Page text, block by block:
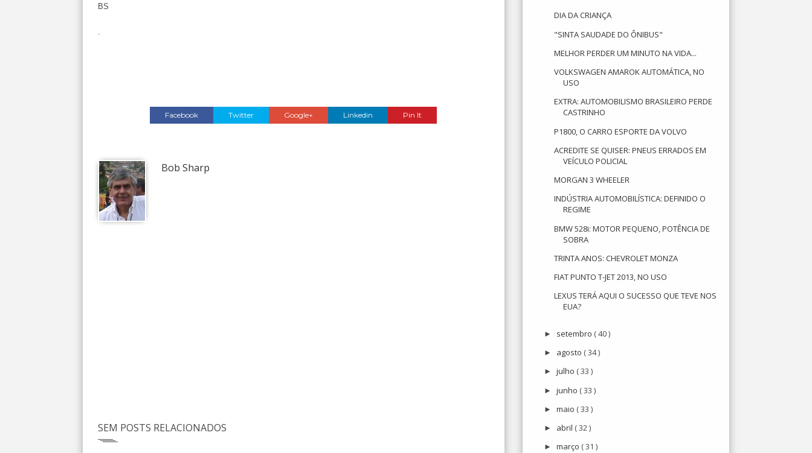
BS
Facebook Twitter Google+ Linkedin Pin It
Bob Sharp
SEM POSTS RELACIONADOS
DIA DA CRIANÇA
"SINTA SAUDADE DO ÔNIBUS"
MELHOR PERDER UM MINUTO NA VIDA...
VOLKSWAGEN AMAROK AUTOMÁTICA, NO
USO
EXTRA: AUTOMOBILISMO BRASILEIRO PERDE
CASTRINHO
P1800, O CARRO ESPORTE DA VOLVO
ACREDITE SE QUISER: PNEUS ERRADOS EM
VEÍCULO POLICIAL
MORGAN 3 WHEELER
INDÚSTRIA AUTOMOBILÍSTICA: DEFINIDO O
REGIME
BMW 528i: MOTOR PEQUENO, POTÊNCIA DE
SOBRA
TRINTA ANOS: CHEVROLET MONZA
FIAT PUNTO T-JET 2013, NO USO
LEXUS TERÁ AQUI O SUCESSO QUE TEVE NOS
EUA?
► setembro ( 40 )
► agosto ( 34 )
►julho ( 33 )
►junho ( 33 )
►maio ( 33 )
► abril ( 32 )
►março ( 31 )